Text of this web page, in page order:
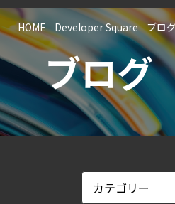
【ブログ】セ
【ブログ】AI
【ブログ】
【ブログ】
【お知らせ】
【ブログ】
【ブログ】
【ブログ】
ブログ
HOME Developer Square ブロ